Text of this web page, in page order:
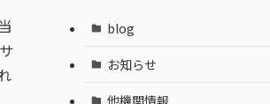
blog
お知らせ
他機関情報